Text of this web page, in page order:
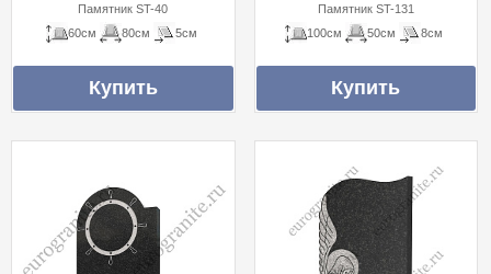
Памятник ST-40
60см
80см 5см
Памятник ST-131
100см
50см 8см